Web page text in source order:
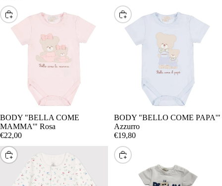
SCEGLI
BODY "BELLA COME
MAMMA'" Rosa
€22,00
SCEGLI
BODY "BELLO COME PAPA'"
Azzurro
€19,80
SCEGLI SCEGLI